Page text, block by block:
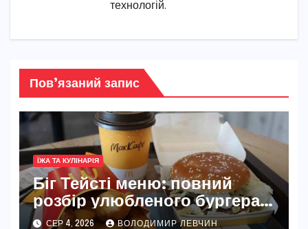
технологій.
Пов’язаний запис
ЇЖА ТА КУЛІНАРІЯ
Біг Тейсті меню: повний
розбір улюбленого бургера
McDonald’s
СЕР 4, 2026 ВОЛОДИМИР ЛЕВЧИН